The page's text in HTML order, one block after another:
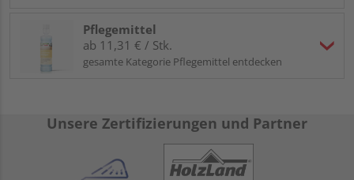
Pflegemittel
ab 11,31 € / Stk.
gesamte Kategorie Pflegemittel entdecken
Unsere Zertifizierungen und Partner